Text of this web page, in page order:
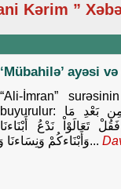
Kərim ”
‘Mübahilə’ ayəsi
“Ali-İmran”
buyurulur: فَمَنْ حَآجَّكَ فِيهِ مِن بَعْدِ مَا
تَعَالَوْاْ نَدْعُ أَبْنَاءنَا
وَأَبْنَاءكُمْ وَنِسَاءنَا وَنِسَاءكُمْ وَأَنفُسَنَا...